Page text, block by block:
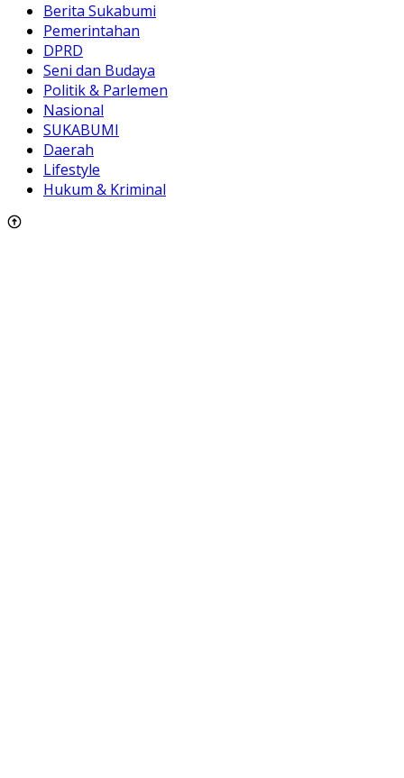
Berita Sukabumi
Pemerintahan
DPRD
Seni dan Budaya
Politik & Parlemen
Nasional
SUKABUMI
Daerah
Lifestyle
Hukum & Kriminal